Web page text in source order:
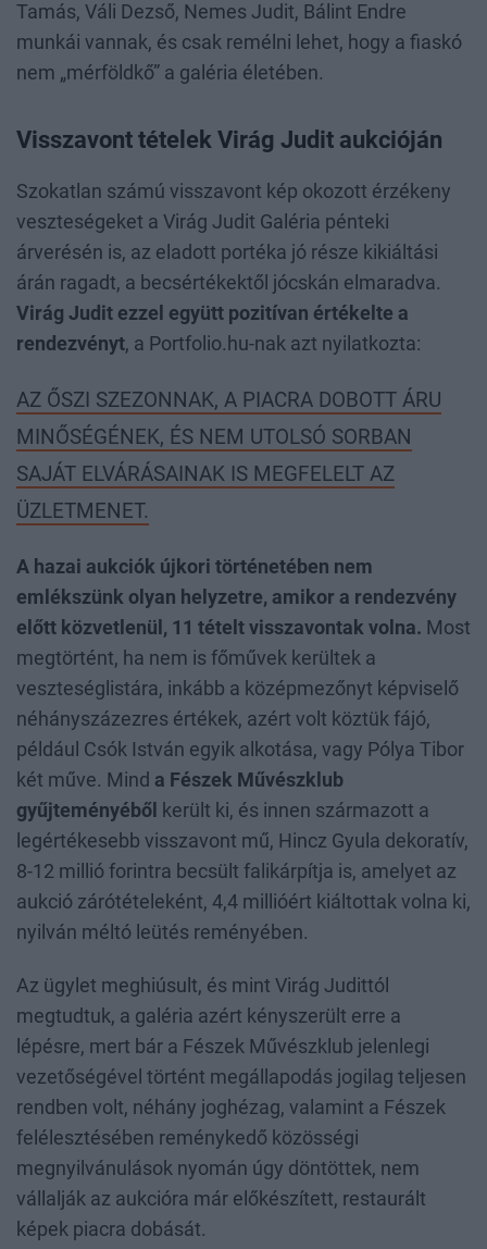
Tamás, Váli Dezső, Nemes Judit, Bálint Endre
munkái vannak, és csak remélni lehet, hogy a fiaskó
nem „mérföldkő” a galéria életében.
Visszavont tételek Virág Judit aukcióján
Szokatlan számú visszavont kép okozott érzékeny
veszteségeket a Virág Judit Galéria pénteki
árverésén is, az eladott portéka jó része kikiáltási
árán ragadt, a becsértékektől jócskán elmaradva.
Virág Judit ezzel együtt pozitívan értékelte a
rendezvényt, a Portfolio.hu-nak azt nyilatkozta:
AZ ŐSZI SZEZONNAK, A PIACRA DOBOTT ÁRU
MINŐSÉGÉNEK, ÉS NEM UTOLSÓ SORBAN
SAJÁT ELVÁRÁSAINAK IS MEGFELELT AZ
ÜZLETMENET.
A hazai aukciók újkori történetében nem
emlékszünk olyan helyzetre, amikor a rendezvény
előtt közvetlenül, 11 tételt visszavontak volna. Most
megtörtént, ha nem is főművek kerültek a
veszteséglistára, inkább a középmezőnyt képviselő
néhányszázezres értékek, azért volt köztük fájó,
például Csók István egyik alkotása, vagy Pólya Tibor
két műve. Mind a Fészek Művészklub
gyűjteményéből került ki, és innen származott a
legértékesebb visszavont mű, Hincz Gyula dekoratív,
8-12 millió forintra becsült falikárpítja is, amelyet az
aukció zárótételeként, 4,4 millióért kiáltottak volna ki,
nyilván méltó leütés reményében.
Az ügylet meghiúsult, és mint Virág Judittól
megtudtuk, a galéria azért kényszerült erre a
lépésre, mert bár a Fészek Művészklub jelenlegi
vezetőségével történt megállapodás jogilag teljesen
rendben volt, néhány joghézag, valamint a Fészek
felélesztésében reménykedő közösségi
megnyilvánulások nyomán úgy döntöttek, nem
vállalják az aukcióra már előkészített, restaurált
képek piacra dobását.